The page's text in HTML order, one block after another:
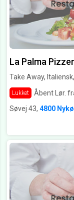
La Palma
Take Away,
Lukket
Åbent Lør.
Søvej 43, 4800